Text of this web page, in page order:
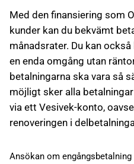
Med den finansiering som
kunder kan du bekvämt
månadsrater. Du kan
en enda omgång utan
betalningarna ska vara så
möjligt sker alla
via ett Vesivek-konto,
renoveringen i
Ansökan om